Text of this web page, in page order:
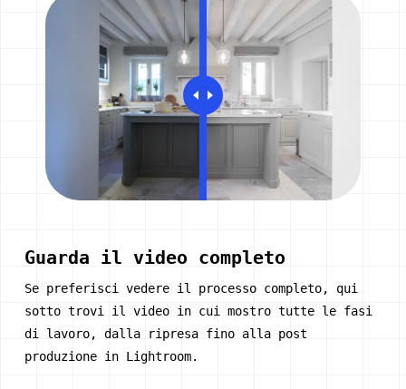
Guarda il video completo
Se preferisci vedere il processo completo, qui
sotto trovi il video in cui mostro tutte le fasi
di lavoro, dalla ripresa fino alla post
produzione in Lightroom.